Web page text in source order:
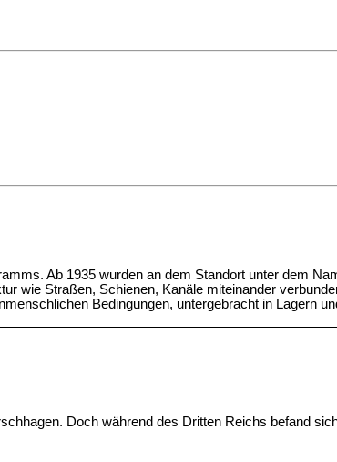
Ab 1935 wurden an dem Standort unter dem
wie Straßen, Schienen, Kanäle miteinander
Bedingungen, untergebracht in Lagern
Doch während des Dritten Reichs befand